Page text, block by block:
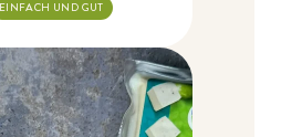
EINFACH UND GUT